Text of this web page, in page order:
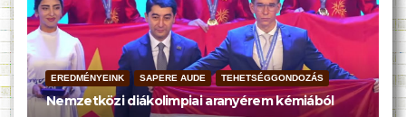
EREDMÉNYEINK SAPERE AUDE TEHETSÉGGONDOZÁS
Nemzetközi diákolimpiai aranyérem kémiából